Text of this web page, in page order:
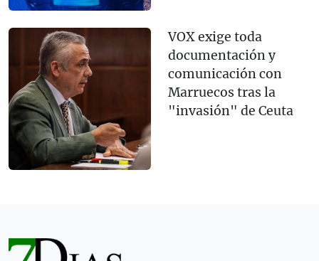
VOX exige toda
documentación y
comunicación con
Marruecos tras la
"invasión" de Ceuta